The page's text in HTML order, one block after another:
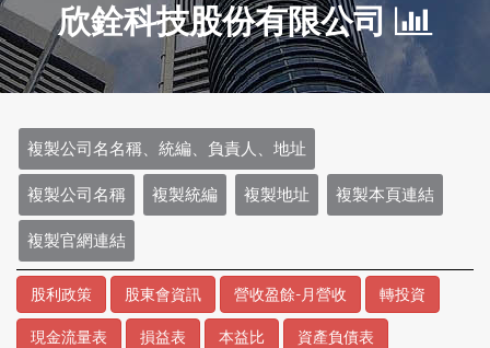
欣銓科技股份有限公司
複製公司名名稱、統編、負責人、地址
複製公司名稱 複製統編 複製地址 複製本頁連結
複製官網連結
股利政策 股東會資訊 營收盈餘-月營收 轉投資
現金流量表 損益表 本益比 資產負債表